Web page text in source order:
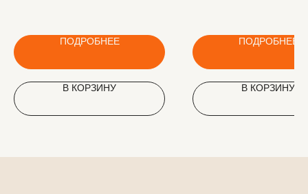
ПОДРОБНЕЕ
В КОРЗИНУ
ПОДРОБНЕЕ
В КОРЗИНУ